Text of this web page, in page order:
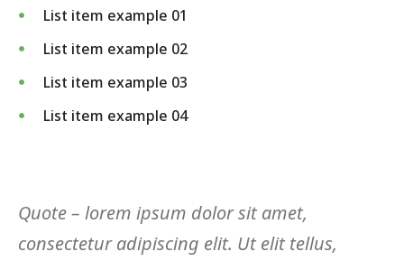
List item example 01
List item example 02
List item example 03
List item example 04
Quote – lorem ipsum dolor sit amet,
consectetur adipiscing elit. Ut elit tellus,